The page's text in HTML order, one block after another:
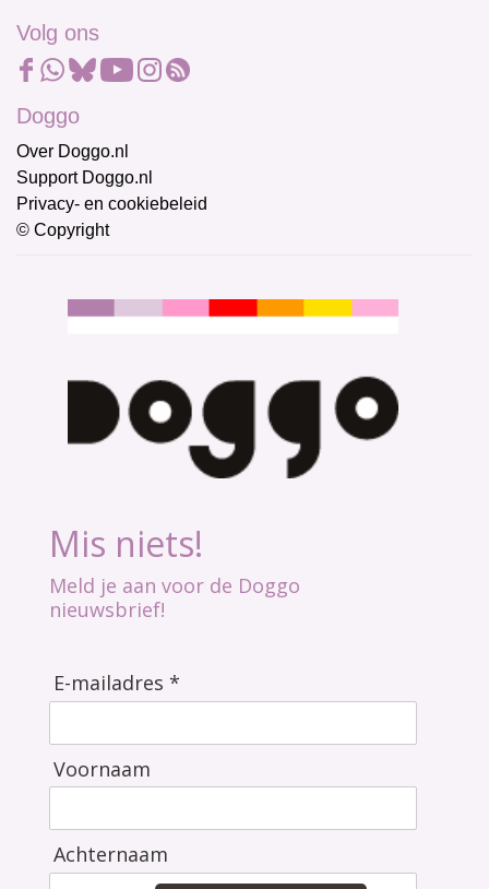
Volg ons
Doggo
Over Doggo.nl
Support Doggo.nl
Privacy- en cookiebeleid
© Copyright
Mis niets!
Meld je aan voor de Doggo
nieuwsbrief!
E-mailadres *
Voornaam
Achternaam